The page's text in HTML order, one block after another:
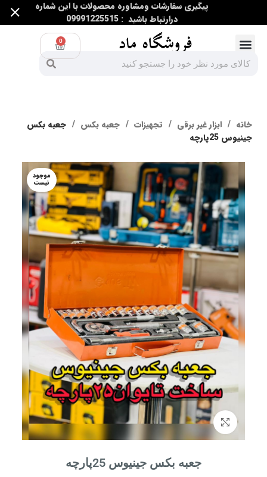
0
خانه ابزار غیر برقی تجهیزات جعبه بکس
جعبه بکس
جینیوس 25پارچه
موجود
نیست
برای بزرگنمایی کلیک کنید
جعبه بکس جینیوس 25پارچه
پیگیری سفارشات ومشاوره محصولات با این شماره
درارتباط باشید : 09991225515